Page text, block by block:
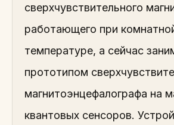
сверхчувствительного
работающего при
температуре, а сейчас
прототипом
магнитоэнцефалографа на
квантовых сенсоров.